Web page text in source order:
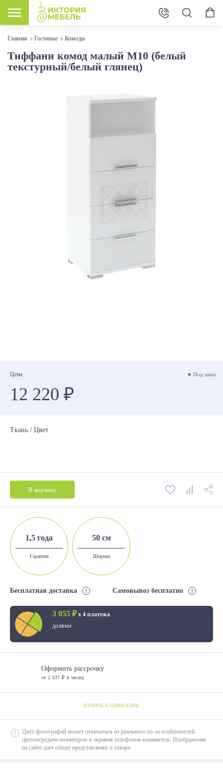
Главная Гостиные Комоды
Тиффани комод малый М10 (белый
текстурный/белый глянец)
Цена Под заказ
12 220 ₽
Ткань / Цвет
В корзину
1,5 года
Гарантия
50 см
Ширина
Бесплатная доставка Самовывоз бесплатно
3 055 ₽х 4 платежа
долями
Оформить рассрочку
от 2 037 ₽ в месяц
КУПИТЬ В ОДИН КЛИК
Цвет фотографий может отличаться от реального из-за особенностей
цветопередачи мониторов и экранов телефонов-планшетов. Изображение
на сайте дает общее представление о товаре.